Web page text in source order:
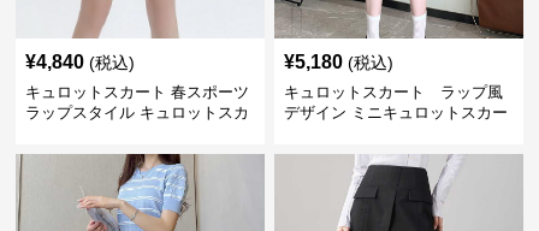
¥4,840 (税込)
キュロットスカート 春スポーツ
ラップスタイル キュロットスカ
¥5,180 (税込)
キュロットスカート ラップ風
デザイン ミニキュロットスカー